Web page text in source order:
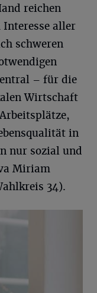
reichen
aller
schweren
– für die
Wirtschaft
in
nur sozial und
Miriam
34).